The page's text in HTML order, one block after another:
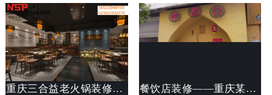
重庆三合益老火锅装修设计案例展示欣赏 餐饮店装修——重庆某陕北餐饮店装修